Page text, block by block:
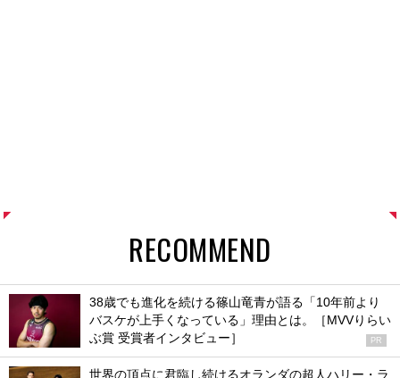
RECOMMEND
38歳でも進化を続ける篠山竜青が語る「10年前より
バスケが上手くなっている」理由とは。［MVVりらい
ぶ賞 受賞者インタビュー］
PR
世界の頂点に君臨し続けるオランダの超人ハリー・ラ